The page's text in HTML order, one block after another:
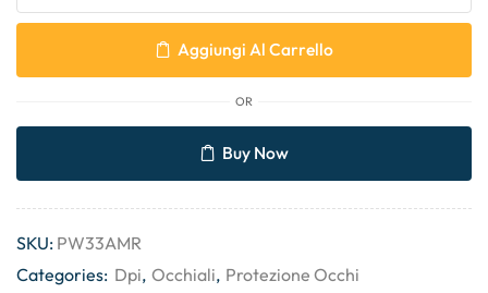
Aggiungi Al Carrello
OR
Buy Now
SKU: PW33AMR
Categories: Dpi, Occhiali, Protezione Occhi